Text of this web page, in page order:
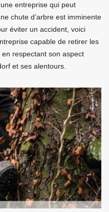
entreprise qui peut
chute d’arbre est imminente
éviter un accident, voici
capable de retirer les
respectant son aspect
et ses alentours.